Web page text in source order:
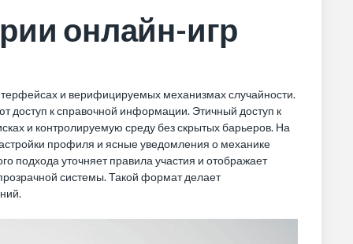
онлайн-игр
и верифицируемых механизмах случайности.
доступ к справочной информации. Этичный доступ к
и контролируемую среду без скрытых барьеров. На
профиля и ясные уведомления о механике
подхода уточняет правила участия и отображает
системы. Такой формат делает